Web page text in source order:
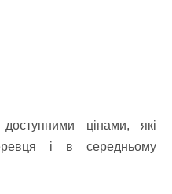
цінами, які
і в середньому